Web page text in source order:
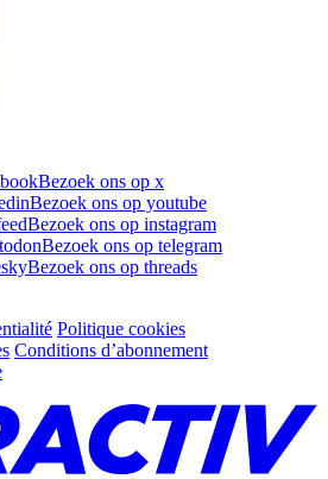
Bezoek ons op x
Bezoek ons op youtube
Bezoek ons op instagram
Bezoek ons op telegram
Bezoek ons op threads
Politique cookies
Conditions d’abonnement